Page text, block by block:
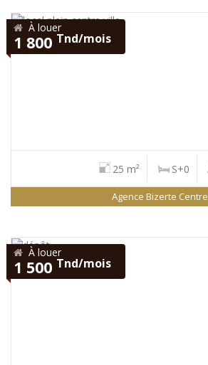
À louer
1 800 Tnd/mois
25 m² S+0
Agence Bizerte Centre
À louer
1 500 Tnd/mois